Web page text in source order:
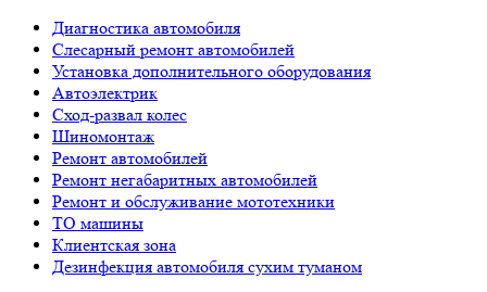
Диагностика автомобиля
Слесарный ремонт автомобилей
Установка дополнительного оборудования
Автоэлектрик
Сход-развал колес
Шиномонтаж
Ремонт автомобилей
Ремонт негабаритных автомобилей
Ремонт и обслуживание мототехники
ТО машины
Клиентская зона
Дезинфекция автомобиля сухим туманом